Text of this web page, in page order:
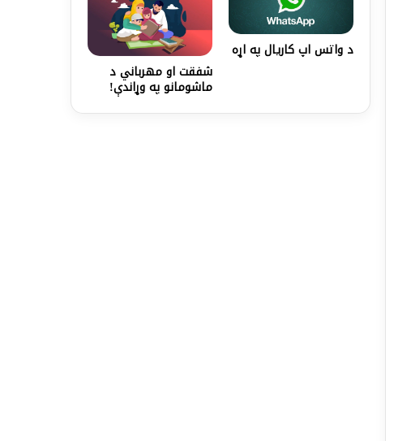
د واتس اپ کاریال په اړه
شفقت او مهرباني د
ماشومانو په وړاندې!